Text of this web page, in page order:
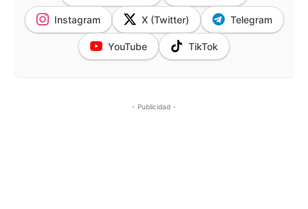
Instagram X (Twitter) Telegram
YouTube TikTok
- Publicidad -